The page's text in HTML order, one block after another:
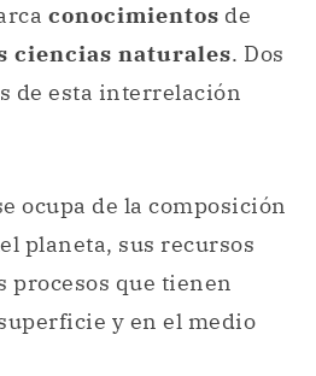
conocimientos de
ciencias naturales. Dos
de esta interrelación
ocupa de la composición
planeta, sus recursos
procesos que tienen
y en el medio